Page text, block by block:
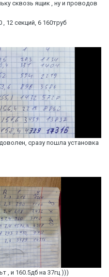
сквозь ящик , ну и проводов
12 секций, 6 160труб
сразу пошла установка
, и 160.5дб на 37гц )))